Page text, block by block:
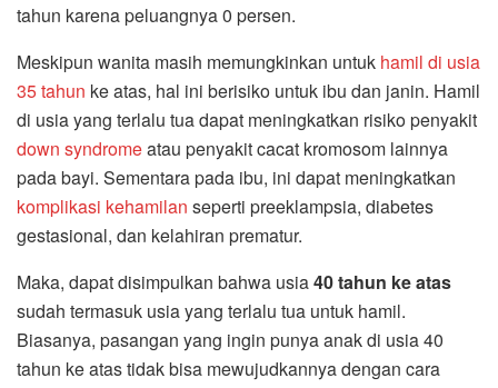
tahun karena peluangnya 0 persen.
Meskipun wanita masih memungkinkan untuk hamil di usia
35 tahun ke atas, hal ini berisiko untuk ibu dan janin. Hamil
di usia yang terlalu tua dapat meningkatkan risiko penyakit
down syndromeatau penyakit cacat kromosom lainnya
pada bayi. Sementara pada ibu, ini dapat meningkatkan
komplikasi kehamilan seperti preeklampsia, diabetes
gestasional, dan kelahiran prematur.
Maka, dapat disimpulkan bahwa usia40 tahun ke atas
sudah termasuk usia yang terlalu tua untuk hamil.
Biasanya, pasangan yang ingin punya anak di usia 40
tahun ke atas tidak bisa mewujudkannya dengan cara